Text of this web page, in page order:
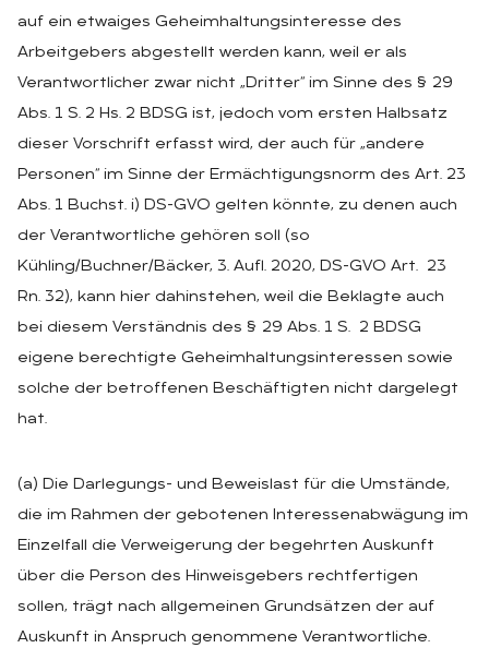
auf ein etwaiges Geheimhaltungsinteresse des
Arbeitgebers abgestellt werden kann, weil er als
Verantwortlicher zwar nicht „Dritter“ im Sinne des § 29
Abs. 1 S. 2 Hs. 2 BDSG ist, jedoch vom ersten Halbsatz
dieser Vorschrift erfasst wird, der auch für „andere
Personen“ im Sinne der Ermächtigungsnorm des Art. 23
Abs. 1 Buchst. i) DS-GVO gelten könnte, zu denen auch
der Verantwortliche gehören soll (so
Kühling/Buchner/Bäcker, 3. Aufl. 2020, DS-GVO Art. 23
Rn. 32), kann hier dahinstehen, weil die Beklagte auch
bei diesem Verständnis des § 29 Abs. 1 S. 2 BDSG
eigene berechtigte Geheimhaltungsinteressen sowie
solche der betroffenen Beschäftigten nicht dargelegt
hat.
(a) Die Darlegungs- und Beweislast für die Umstände,
die im Rahmen der gebotenen Interessenabwägung im
Einzelfall die Verweigerung der begehrten Auskunft
über die Person des Hinweisgebers rechtfertigen
sollen, trägt nach allgemeinen Grundsätzen der auf
Auskunft in Anspruch genommene Verantwortliche.